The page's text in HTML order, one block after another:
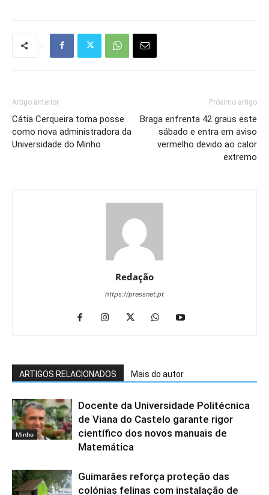
Artigo anterior
Cátia Cerqueira toma posse
como nova administradora da
Universidade do Minho
Próximo artigo
Braga enfrenta 42 graus este
sábado e entra em aviso
vermelho devido ao calor
extremo
Redação
https://pressnet.pt
ARTIGOS RELACIONADOS Mais do autor
Minho
Docente da Universidade Politécnica
de Viana do Castelo garante rigor
científico dos novos manuais de
Matemática
Guimarães reforça proteção das
colónias felinas com instalação de